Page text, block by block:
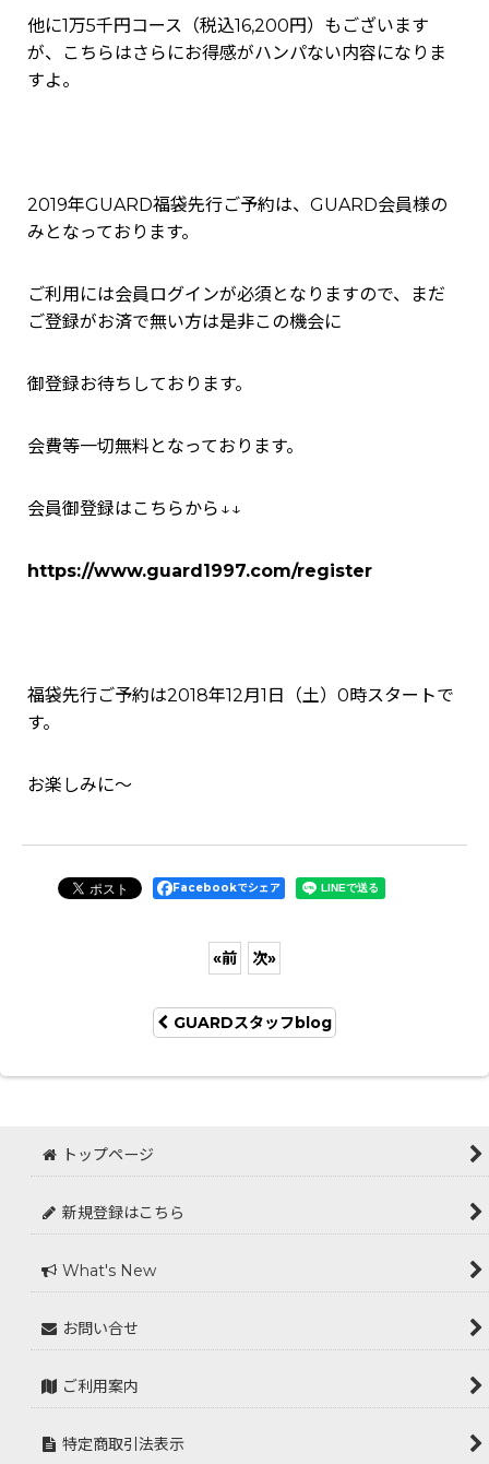
他に1万5千円コース（税込16,200円）もございます
が、こちらはさらにお得感がハンパない内容になりま
すよ。
2019年GUARD福袋先行ご予約は、GUARD会員様の
みとなっております。
ご利用には会員ログインが必須となりますので、まだ
ご登録がお済で無い方は是非この機会に
御登録お待ちしております。
会費等一切無料となっております。
会員御登録はこちらから↓↓
https://www.guard1997.com/register
福袋先行ご予約は2018年12月1日（土）0時スタートで
す。
お楽しみに～
Facebookでシェア
«前 次»
GUARDスタッフblog
トップページ
新規登録はこちら
What's New
お問い合せ
ご利用案内
特定商取引法表示